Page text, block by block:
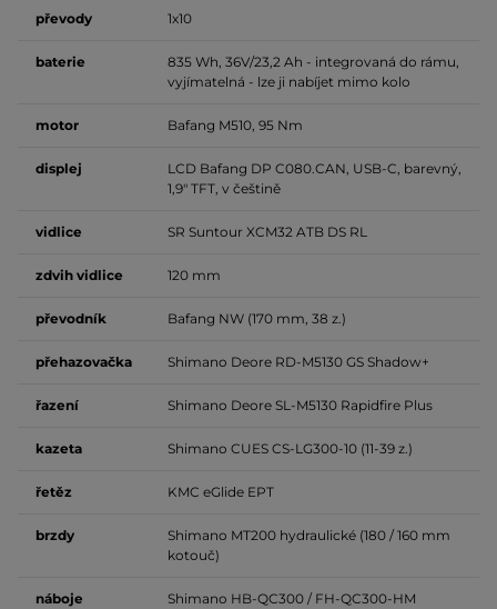
převody 1x10
baterie
835 Wh, 36V/23,2 Ah - integrovaná do rámu,
vyjímatelná - lze ji nabíjet mimo kolo
motor Bafang M510, 95 Nm
displej
LCD Bafang DP C080.CAN, USB-C, barevný,
1,9" TFT, v češtině
vidlice SR Suntour XCM32 ATB DS RL
zdvih vidlice 120 mm
převodník Bafang NW (170 mm, 38 z.)
přehazovačka Shimano Deore RD-M5130 GS Shadow+
řazení Shimano Deore SL-M5130 Rapidfire Plus
kazeta Shimano CUES CS-LG300-10 (11-39 z.)
řetěz KMC eGlide EPT
brzdy
Shimano MT200 hydraulické (180 / 160 mm
kotouč)
náboje Shimano HB-QC300 / FH-QC300-HM